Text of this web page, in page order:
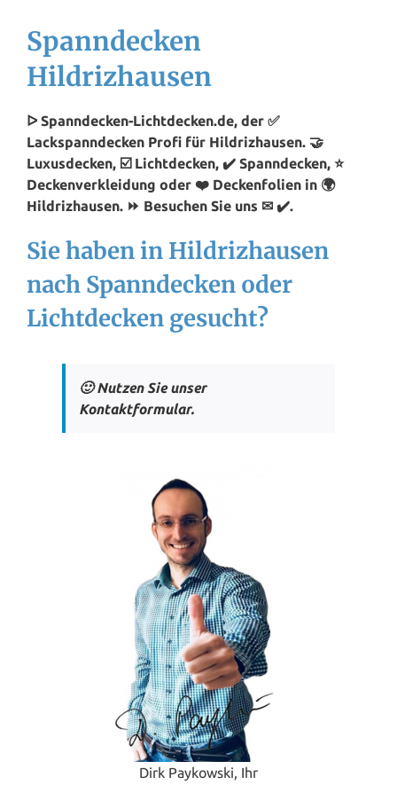
Spanndecken
Hildrizhausen
ᐅ Spanndecken-Lichtdecken.de, der ✅
Lackspanndecken Profi für Hildrizhausen. 🤝
Luxusdecken, ☑️ Lichtdecken, ✔️ Spanndecken, ⭐
Deckenverkleidung oder ❤️ Deckenfolien in 🌍
Hildrizhausen. ⏩ Besuchen Sie uns ✉ ✔️.
Sie haben in Hildrizhausen
nach Spanndecken oder
Lichtdecken gesucht?
🙂 Nutzen Sie unser
Kontaktformular.
Dirk Paykowski, Ihr